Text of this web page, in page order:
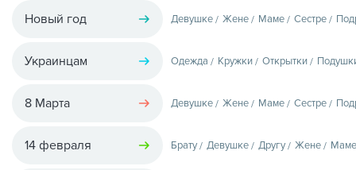
Новый год Девушке Жене Маме Сестре
Украинцам Одежда Кружки Открытки
8 Марта Девушке Жене Маме Сестре
14 февраля Брату Девушке Другу Жене Маме